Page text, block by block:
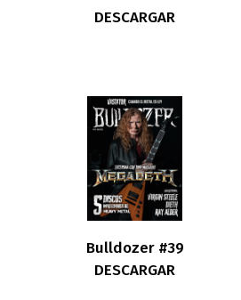
DESCARGAR
Bulldozer #39
DESCARGAR